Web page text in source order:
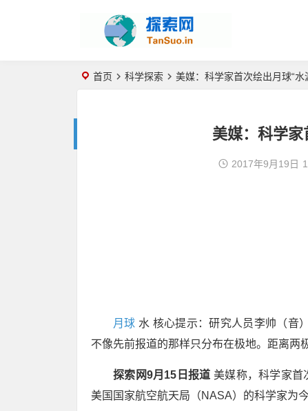
首页 科学探索 美媒：科学家首次绘出月球“水
美媒：科学家
2017年9月19日
月球 水 核心提示：研究人员李帅（音
不像先前报道的那样只分布在极地。距离两
探索网9月15日报道 美媒称，科学家首
美国国家航空航天局（NASA）的科学家为